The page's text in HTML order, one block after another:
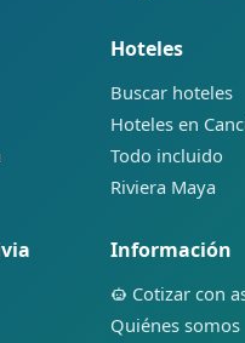
Hoteles
Buscar hoteles
Hoteles en
Todo incluido
Riviera Maya
Información
Cotizar con
Quiénes somos